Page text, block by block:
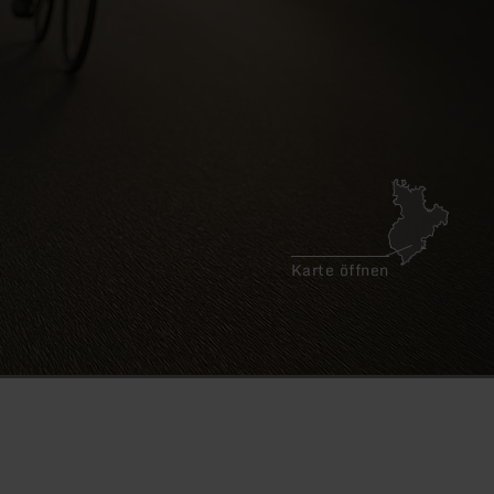
Karte öffnen